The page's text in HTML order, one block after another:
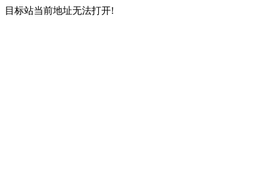
目标站当前地址无法打开!